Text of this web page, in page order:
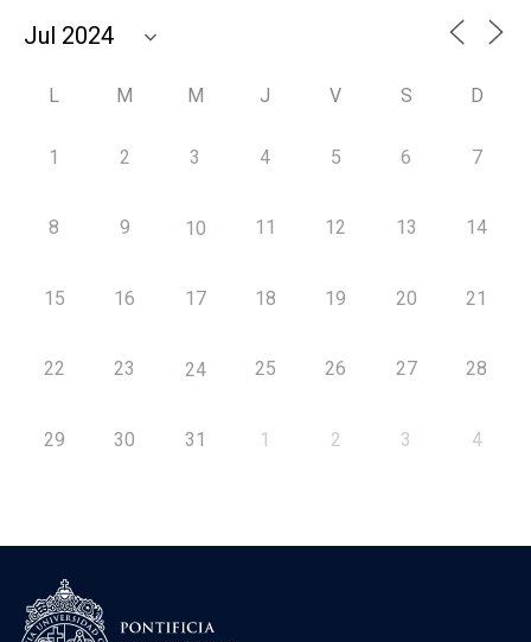
L M M J V S D
1 2 3 4 5 6 7
8 9 10 11 12 13 14
15 16 17 18 19 20 21
22 23 24 25 26 27 28
29 30 31 1 2 3 4